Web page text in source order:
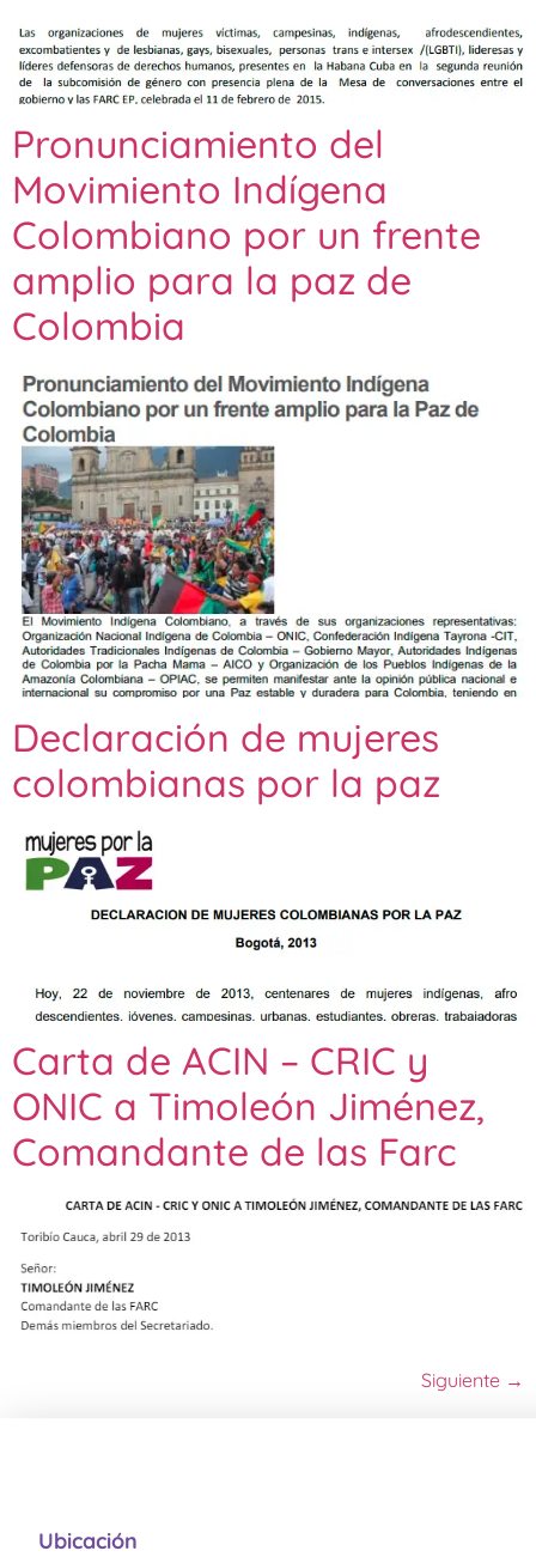
Pronunciamiento del
Movimiento Indígena
Colombiano por un frente
amplio para la paz de
Colombia
Declaración de mujeres
colombianas por la paz
Carta de ACIN – CRIC y
ONIC a Timoleón Jiménez,
Comandante de las Farc
Siguiente →
Ubicación